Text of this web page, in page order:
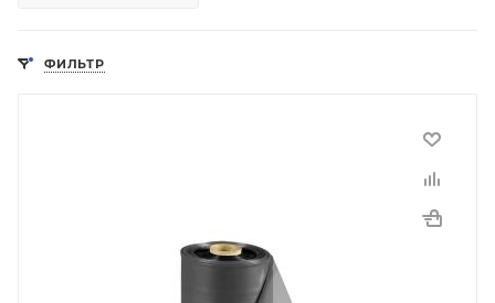
ФИЛЬТР